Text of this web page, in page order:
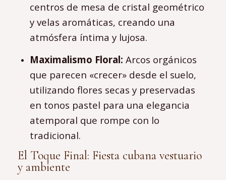
centros de mesa de cristal geométrico
y velas aromáticas, creando una
atmósfera íntima y lujosa.
Maximalismo Floral: Arcos orgánicos
que parecen «crecer» desde el suelo,
utilizando flores secas y preservadas
en tonos pastel para una elegancia
atemporal que rompe con lo
tradicional.
El Toque Final: Fiesta cubana vestuario
y ambiente